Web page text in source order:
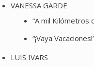
VANESSA GARDE
“A mil Kilómetros
“¡Vaya
LUIS IVARS